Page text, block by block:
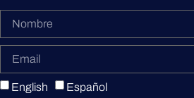
English Español